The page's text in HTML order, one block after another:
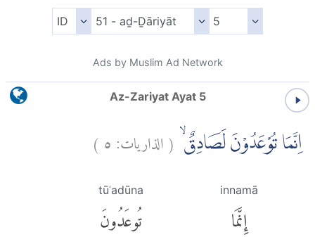
Ads by Muslim Ad Network
Az-Zariyat Ayat 5
اِنَّمَا تُوْعَدُوْنَ لَصَادِقٌۙ (الذاريات:٥)
innamā
إِنَّمَا
tūʿadūna
تُوعَدُونَ